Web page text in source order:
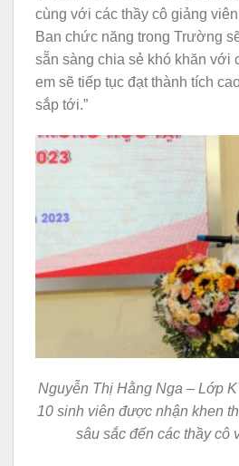
cùng với các thầy cô giảng
Ban chức năng trong Trường
sẵn sàng chia sẻ khó khăn với
em sẽ tiếp tục đạt thành tích
sắp tới.”
Nguyễn Thị Hằng Nga – Lớp
10 sinh viên được nhận khen
sâu sắc đến các thầy cô